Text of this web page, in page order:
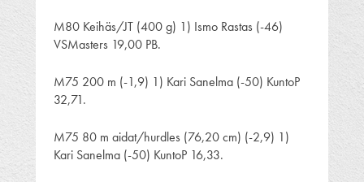
M80 Keihäs/JT (400 g) 1) Ismo Rastas (-46)
VSMasters 19,00 PB.
M75 200 m (-1,9) 1) Kari Sanelma (-50) KuntoP
32,71.
M75 80 m aidat/hurdles (76,20 cm) (-2,9) 1)
Kari Sanelma (-50) KuntoP 16,33.